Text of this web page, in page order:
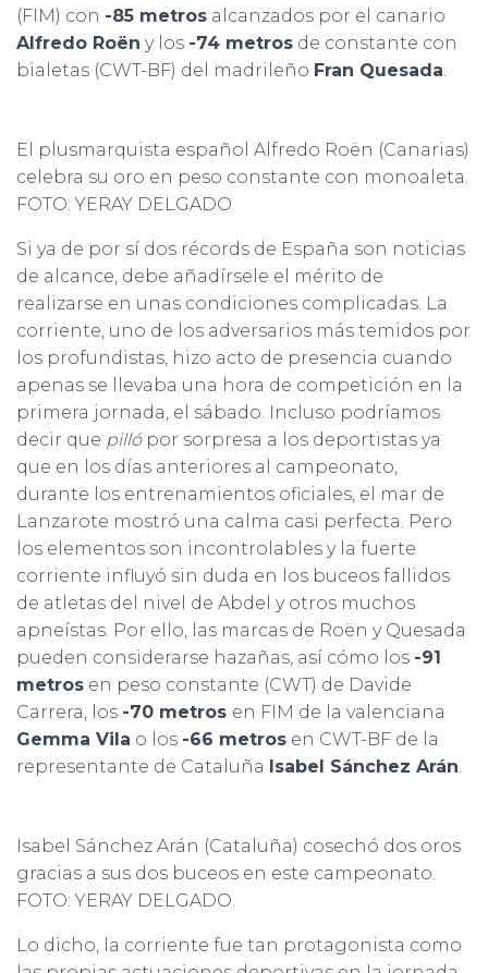
(FIM) con -85 metros alcanzados por el canario
Alfredo Roën y los -74 metros de constante con
bialetas (CWT-BF) del madrileño Fran Quesada.
El plusmarquista español Alfredo Roën (Canarias)
celebra su oro en peso constante con monoaleta.
FOTO: YERAY DELGADO
Si ya de por sí dos récords de España son noticias
de alcance, debe añadírsele el mérito de
realizarse en unas condiciones complicadas. La
corriente, uno de los adversarios más temidos por
los profundistas, hizo acto de presencia cuando
apenas se llevaba una hora de competición en la
primera jornada, el sábado. Incluso podríamos
decir que pillópor sorpresa a los deportistas ya
que en los días anteriores al campeonato,
durante los entrenamientos oficiales, el mar de
Lanzarote mostró una calma casi perfecta. Pero
los elementos son incontrolables y la fuerte
corriente influyó sin duda en los buceos fallidos
de atletas del nivel de Abdel y otros muchos
apneístas. Por ello, las marcas de Roën y Quesada
pueden considerarse hazañas, así cómo los -91
metros en peso constante (CWT) de Davide
Carrera, los -70 metros en FIM de la valenciana
Gemma Vila o los -66 metros en CWT-BF de la
representante de Cataluña Isabel Sánchez Arán.
Isabel Sánchez Arán (Cataluña) cosechó dos oros
gracias a sus dos buceos en este campeonato.
FOTO: YERAY DELGADO.
Lo dicho, la corriente fue tan protagonista como